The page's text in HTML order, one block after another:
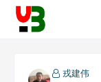
戎建伟